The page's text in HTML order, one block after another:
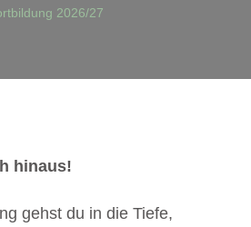
2026/27
hinaus!
gehst du in die Tiefe,